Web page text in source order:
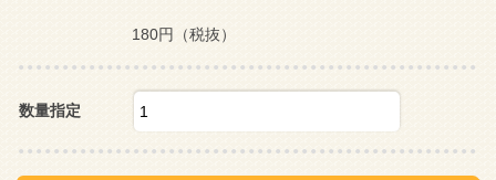
180円 （税抜）
数量指定